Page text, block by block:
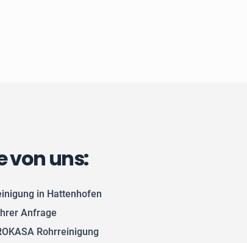
von uns:
in Hattenhofen
Anfrage
Rohrreinigung